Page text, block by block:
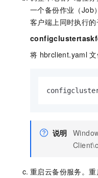
一个备份作业（Job
客户端上同时执行的
将 hbrclient.yaml
说明
重启云备份服务。